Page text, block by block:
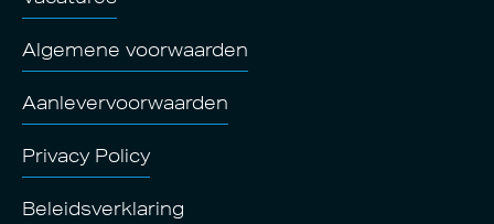
Algemene voorwaarden
Aanlevervoorwaarden
Privacy Policy
Beleidsverklaring